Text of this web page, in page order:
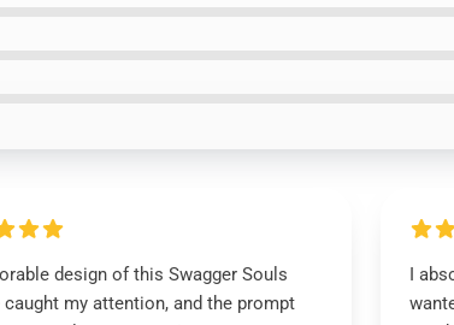
design of this Swagger Souls
caught my attention, and the prompt
I